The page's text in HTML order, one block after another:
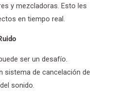
y mezcladoras. Esto les
en tiempo real.
ser un desafío.
sistema de cancelación de
sonido.